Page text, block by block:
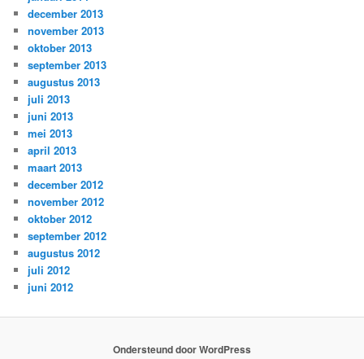
december 2013
november 2013
oktober 2013
september 2013
augustus 2013
juli 2013
juni 2013
mei 2013
april 2013
maart 2013
december 2012
november 2012
oktober 2012
september 2012
augustus 2012
juli 2012
juni 2012
Ondersteund door WordPress